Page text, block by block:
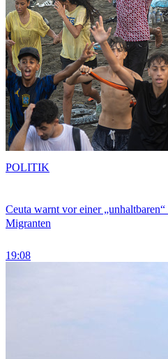
Ceuta warnt vor einer
Migranten
19:08
POLITIK